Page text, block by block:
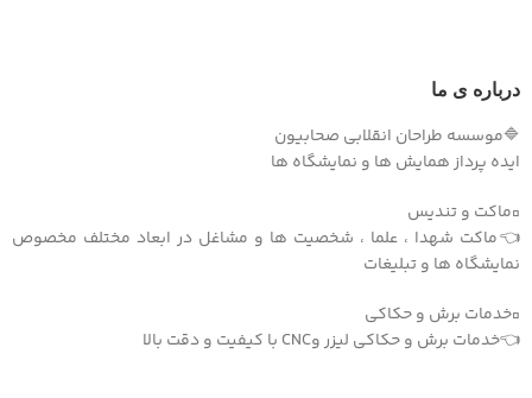
درباره ی ما
🔷موسسه طراحان انقلابی صحابیون
ایده پرداز همایش ها و نمایشگاه ها
▫️ماکت و تندیس
👈ماکت شهدا ، علما ، شخصیت ها و مشاغل در ابعاد مختلف مخصوص
نمایشگاه ها و تبلیغات
▫️خدمات برش و حکاکی
👈خدمات برش و حکاکی لیزر وCNC با کیفیت و دقت بالا